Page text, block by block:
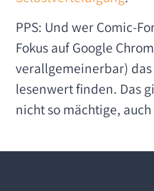
PPS: Und wer Comic-
Fokus auf Google
verallgemeinerbar) das
lesenwert finden. Das
nicht so mächtige,